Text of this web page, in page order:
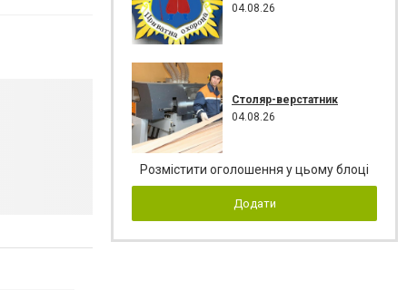
04.08.26
Столяр-верстатник
04.08.26
Розмістити оголошення у цьому блоці
Додати